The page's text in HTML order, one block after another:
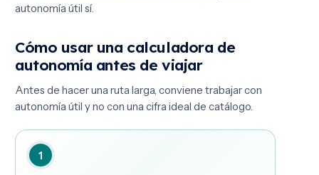
autonomía útil sí.
Cómo usar una calculadora de
autonomía antes de viajar
Antes de hacer una ruta larga, conviene trabajar con
autonomía útil y no con una cifra ideal de catálogo.
1